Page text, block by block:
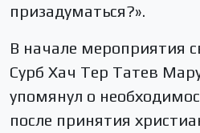
призадуматься?».
В начале мероприятия
Сурб Хач Тер Татев
упомянул о
после принятия